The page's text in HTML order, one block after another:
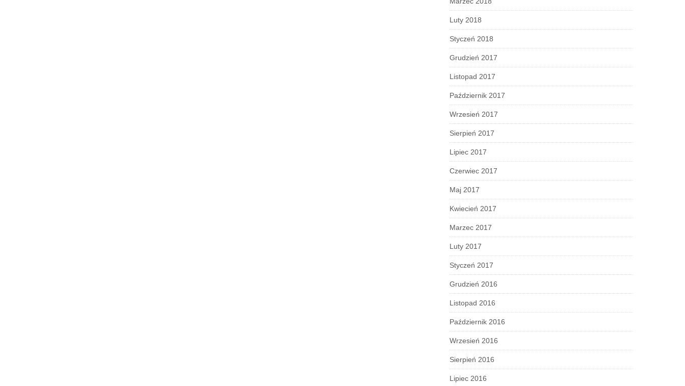
Luty 2018
Styczeń 2018
Grudzień 2017
Listopad 2017
Październik 2017
Wrzesień 2017
Sierpień 2017
Lipiec 2017
Czerwiec 2017
Maj 2017
Kwiecień 2017
Marzec 2017
Luty 2017
Styczeń 2017
Grudzień 2016
Listopad 2016
Październik 2016
Wrzesień 2016
Sierpień 2016
Lipiec 2016